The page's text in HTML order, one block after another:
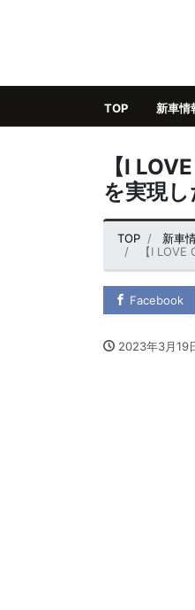
TOP 新車情
【I
を実現
TOP 新車
【I
Facebook
2023年3月19